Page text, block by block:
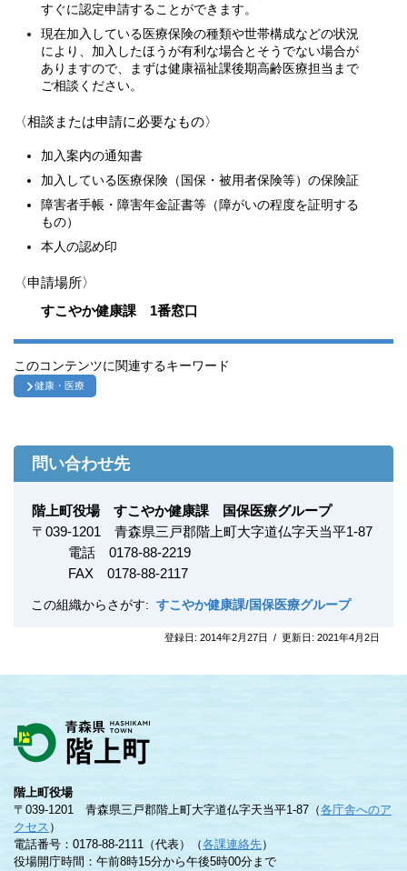
すぐに認定申請することができます。
現在加入している医療保険の種類や世帯構成などの状況
により、加入したほうが有利な場合とそうでない場合が
ありますので、まずは健康福祉課後期高齢医療担当まで
ご相談ください。
〈相談または申請に必要なもの〉
加入案内の通知書
加入している医療保険（国保・被用者保険等）の保険証
障害者手帳・障害年金証書等（障がいの程度を証明する
もの）
本人の認め印
〈申請場所〉
すこやか健康課 1番窓口
このコンテンツに関連するキーワード
健康・医療
問い合わせ先
階上町役場 すこやか健康課 国保医療グループ
〒 039-1201
青森県三戸郡階上町大字道仏字天当平1-87
電話 0178-88-2219
FAX 0178-88-2117
この組織からさがす: すこやか健康課/国保医療グループ
登録日: 2014年2月27日 / 更新日: 2021年4月2日
階上町役場
〒039-1201 青森県三戸郡階上町大字道仏字天当平1-87（各庁舎へのア
クセス ）
電話番号：0178-88-2111（代表）（各課連絡先）
役場開庁時間：午前8時15分から午後5時00分まで